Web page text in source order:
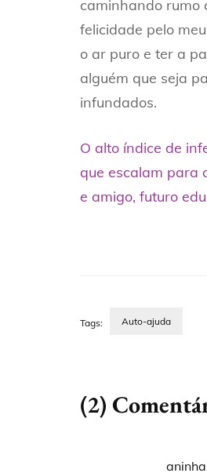
caminhando rumo
felicidade pelo
o ar puro e ter a
alguém que seja
infundados.
O alto índice de
que escalam para
e amigo, futuro
Tags: Auto-ajuda
(2)